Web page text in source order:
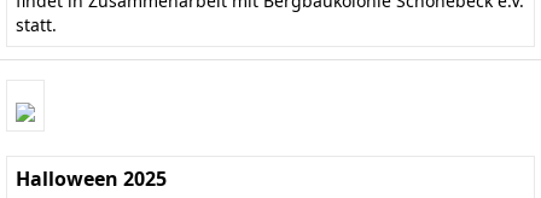
statt.
Halloween 2025